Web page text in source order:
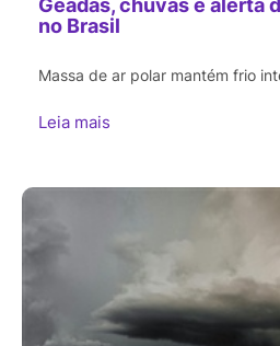
Geadas, chuvas e alerta
no Brasil
Massa de ar polar mantém frio
Leia mais